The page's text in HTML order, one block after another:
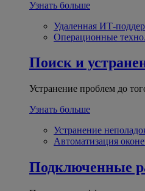
Узнать больше
Удаленная ИТ-
Операционные
Поиск и
Устранение проблем до
Узнать больше
Устранение
Автоматизация
Подключенные